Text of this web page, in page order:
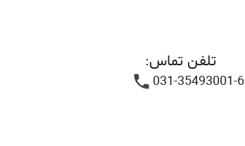
تلفن تماس:
031-35493001-6
phone